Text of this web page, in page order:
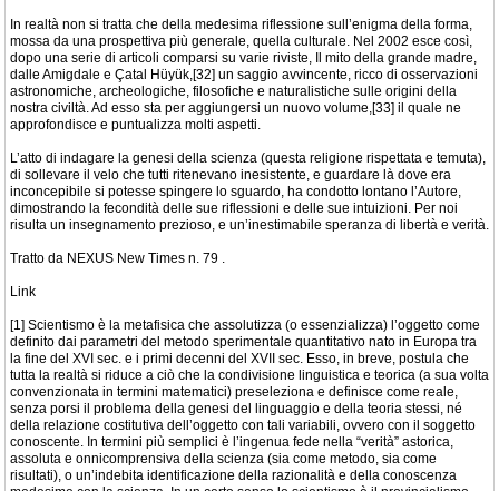
In realtà non si tratta che della medesima riflessione sull’enigma della forma,
mossa da una prospettiva più generale, quella culturale. Nel 2002 esce così,
dopo una serie di articoli comparsi su varie riviste, Il mito della grande madre,
dalle Amigdale e Çatal Hüyük,[32] un saggio avvincente, ricco di osservazioni
astronomiche, archeologiche, filosofiche e naturalistiche sulle origini della
nostra civiltà. Ad esso sta per aggiungersi un nuovo volume,[33] il quale ne
approfondisce e puntualizza molti aspetti.
L’atto di indagare la genesi della scienza (questa religione rispettata e temuta),
di sollevare il velo che tutti ritenevano inesistente, e guardare là dove era
inconcepibile si potesse spingere lo sguardo, ha condotto lontano l’Autore,
dimostrando la fecondità delle sue riflessioni e delle sue intuizioni. Per noi
risulta un insegnamento prezioso, e un’inestimabile speranza di libertà e verità.
Tratto da NEXUS New Times n. 79 .
Link
[1] Scientismo è la metafisica che assolutizza (o essenzializza) l’oggetto come
definito dai parametri del metodo sperimentale quantitativo nato in Europa tra
la fine del XVI sec. e i primi decenni del XVII sec. Esso, in breve, postula che
tutta la realtà si riduce a ciò che la condivisione linguistica e teorica (a sua volta
convenzionata in termini matematici) preseleziona e definisce come reale,
senza porsi il problema della genesi del linguaggio e della teoria stessi, né
della relazione costitutiva dell’oggetto con tali variabili, ovvero con il soggetto
conoscente. In termini più semplici è l’ingenua fede nella “verità” astorica,
assoluta e onnicomprensiva della scienza (sia come metodo, sia come
risultati), o un’indebita identificazione della razionalità e della conoscenza